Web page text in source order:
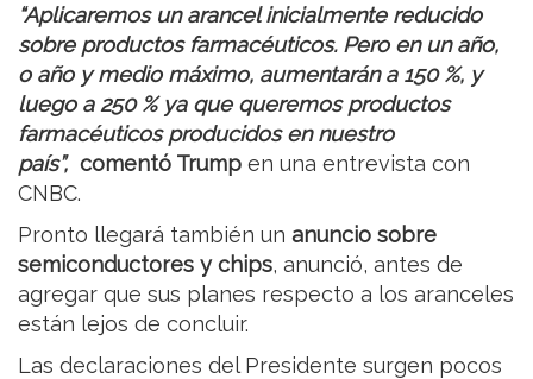
“Aplicaremos un arancel inicialmente reducido
sobre productos farmacéuticos. Pero en un año,
o año y medio máximo, aumentarán a 150 %, y
luego a 250 % ya que queremos productos
farmacéuticos producidos en nuestro
país”,comentó Trump en una entrevista con
CNBC.
Pronto llegará también un anuncio sobre
semiconductores y chips, anunció, antes de
agregar que sus planes respecto a los aranceles
están lejos de concluir.
Las declaraciones del Presidente surgen pocos